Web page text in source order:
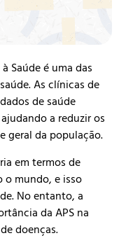
Saúde é uma das
As clínicas de
de saúde
a reduzir os
geral da população.
em termos de
mundo, e isso
No entanto, a
da APS na
doenças.